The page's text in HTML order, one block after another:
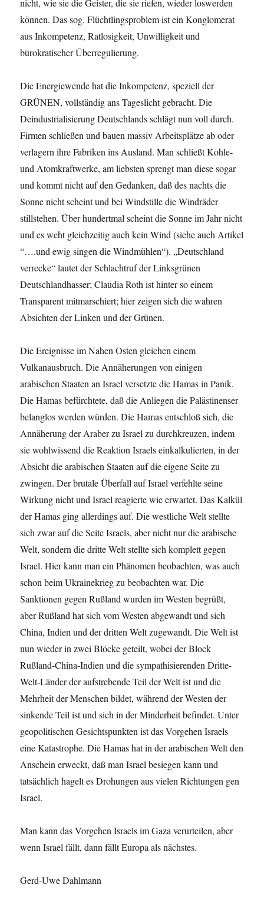
nicht, wie sie die Geister, die sie riefen, wieder loswerden
können. Das sog. Flüchtlingsproblem ist ein Konglomerat
aus Inkompetenz, Ratlosigkeit, Unwilligkeit und
bürokratischer Überregulierung.
Die Energiewende hat die Inkompetenz, speziell der
GRÜNEN, vollständig ans Tageslicht gebracht. Die
Deindustrialisierung Deutschlands schlägt nun voll durch.
Firmen schließen und bauen massiv Arbeitsplätze ab oder
verlagern ihre Fabriken ins Ausland. Man schließt Kohle-
und Atomkraftwerke, am liebsten sprengt man diese sogar
und kommt nicht auf den Gedanken, daß des nachts die
Sonne nicht scheint und bei Windstille die Windräder
stillstehen. Über hundertmal scheint die Sonne im Jahr nicht
und es weht gleichzeitig auch kein Wind (siehe auch Artikel
“….und ewig singen die Windmühlen“). „Deutschland
verrecke“ lautet der Schlachtruf der Linksgrünen
Deutschlandhasser; Claudia Roth ist hinter so einem
Transparent mitmarschiert; hier zeigen sich die wahren
Absichten der Linken und der Grünen.
Die Ereignisse im Nahen Osten gleichen einem
Vulkanausbruch. Die Annäherungen von einigen
arabischen Staaten an Israel versetzte die Hamas in Panik.
Die Hamas befürchtete, daß die Anliegen die Palästinenser
belanglos werden würden. Die Hamas entschloß sich, die
Annäherung der Araber zu Israel zu durchkreuzen, indem
sie wohlwissend die Reaktion Israels einkalkulierten, in der
Absicht die arabischen Staaten auf die eigene Seite zu
zwingen. Der brutale Überfall auf Israel verfehlte seine
Wirkung nicht und Israel reagierte wie erwartet. Das Kalkül
der Hamas ging allerdings auf. Die westliche Welt stellte
sich zwar auf die Seite Israels, aber nicht nur die arabische
Welt, sondern die dritte Welt stellte sich komplett gegen
Israel. Hier kann man ein Phänomen beobachten, was auch
schon beim Ukrainekrieg zu beobachten war. Die
Sanktionen gegen Rußland wurden im Westen begrüßt,
aber Rußland hat sich vom Westen abgewandt und sich
China, Indien und der dritten Welt zugewandt. Die Welt ist
nun wieder in zwei Blöcke geteilt, wobei der Block
Rußland-China-Indien und die sympathisierenden Dritte-
Welt-Länder der aufstrebende Teil der Welt ist und die
Mehrheit der Menschen bildet, während der Westen der
sinkende Teil ist und sich in der Minderheit befindet. Unter
geopolitischen Gesichtspunkten ist das Vorgehen Israels
eine Katastrophe. Die Hamas hat in der arabischen Welt den
Anschein erweckt, daß man Israel besiegen kann und
tatsächlich hagelt es Drohungen aus vielen Richtungen gen
Israel.
Man kann das Vorgehen Israels im Gaza verurteilen, aber
wenn Israel fällt, dann fällt Europa als nächstes.
Gerd-Uwe Dahlmann